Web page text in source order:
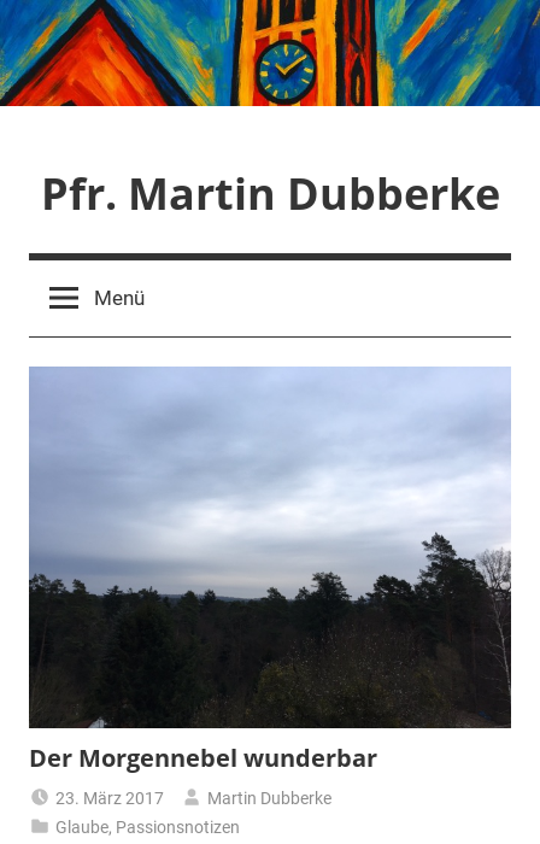
Zum
Inhalt
springen
Pfr. Martin Dubberke
Menü
Der Morgennebel wunderbar
23. März 2017
Martin Dubberke
Glaube, Passionsnotizen